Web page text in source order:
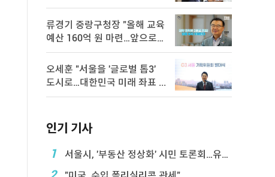
류경기 중랑구청장 "올해 교육
예산 160억 원 마련…앞으로도
...
오세훈 "서울을 '글로벌 톱3'
도시로…대한민국 미래 좌표 ...
인기 기사
1
서울시, '부동산 정상화' 시민 토론회…유튜브 생중계